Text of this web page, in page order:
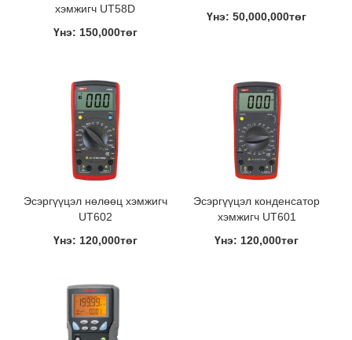
хэмжигч UT58D
Үнэ: 150,000төг
Үнэ: 50,000,000төг
Эсэргүүцэл нөлөөц хэмжигч
UT602
Үнэ: 120,000төг
Эсэргүүцэл конденсатор
хэмжигч UT601
Үнэ: 120,000төг